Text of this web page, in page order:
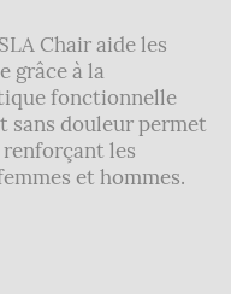
Chair aide les
grâce à la
fonctionnelle
sans douleur permet
les
et hommes.